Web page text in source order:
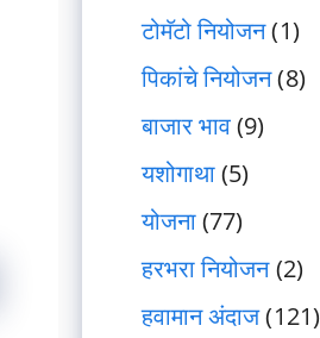
टोमॅटो नियोजन(1)
पिकांचे नियोजन(8)
बाजार भाव(9)
यशोगाथा(5)
योजना(77)
हरभरा नियोजन(2)
हवामान अंदाज(121)